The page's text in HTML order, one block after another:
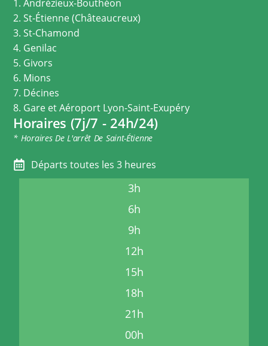
1. Andrézieux-Bouthéon
2. St-Étienne (Châteaucreux)
3. St-Chamond
4. Genilac
5. Givors
6. Mions
7. Décines
8. Gare et Aéroport Lyon-Saint-Exupéry
Horaires (7j/7 - 24h/24)
* Horaires De L'arrêt De Saint-Étienne
Départs toutes les 3 heures
3h
6h
9h
12h
15h
18h
21h
00h